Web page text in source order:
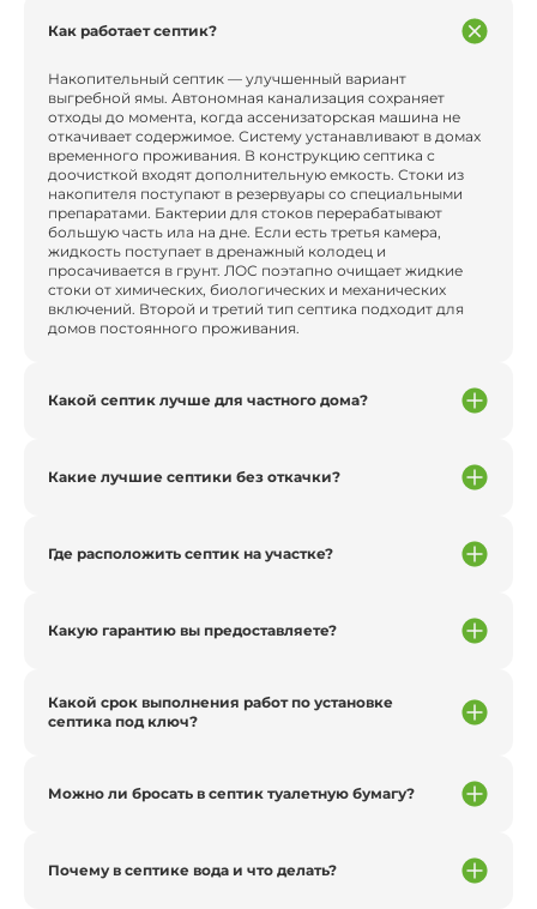
Как работает септик?
Накопительный септик — улучшенный вариант
выгребной ямы. Автономная канализация сохраняет
отходы до момента, когда ассенизаторская машина не
откачивает содержимое. Систему устанавливают в домах
временного проживания. В конструкцию септика с
доочисткой входят дополнительную емкость. Стоки из
накопителя поступают в резервуары со специальными
препаратами. Бактерии для стоков перерабатывают
большую часть ила на дне. Если есть третья камера,
жидкость поступает в дренажный колодец и
просачивается в грунт. ЛОС поэтапно очищает жидкие
стоки от химических, биологических и механических
включений. Второй и третий тип септика подходит для
домов постоянного проживания.
Какой септик лучше для частного дома?
Какие лучшие септики без откачки?
Где расположить септик на участке?
Какую гарантию вы предоставляете?
Какой срок выполнения работ по установке
септика под ключ?
Можно ли бросать в септик туалетную бумагу?
Почему в септике вода и что делать?